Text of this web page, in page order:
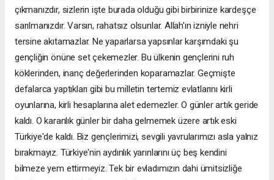
çıkmanızdır, sizlerin işte burada olduğu gibi birbirinize kardeşçe
sarılmanızdır. Varsın, rahatsız olsunlar. Allah'ın izniyle nehri
tersine akıtamazlar. Ne yaparlarsa yapsınlar karşımdaki şu
gençliğin önüne set çekemezler. Bu ülkenin gençlerini ruh
köklerinden, inanç değerlerinden koparamazlar. Geçmişte
defalarca yaptıkları gibi bu milletin tertemiz evlatlarını kirli
oyunlarına, kirli hesaplarına alet edemezler. O günler artık geride
kaldı. O karanlık günler bir daha gelmemek üzere artık eski
Türkiye'de kaldı. Biz gençlerimizi, sevgili yavrularımızı asla yalnız
bırakmayız. Türkiye'nin aydınlık yarınlarını üç beş kendini
bilmeze yem ettirmeyiz. Tek bir evladımızın dahi ümitsizliğe